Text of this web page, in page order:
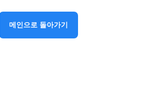
메인으로 돌아가기